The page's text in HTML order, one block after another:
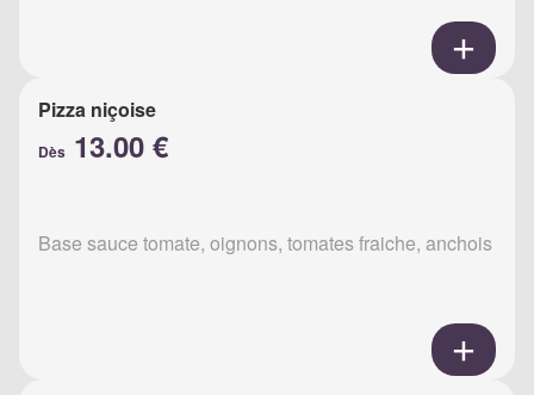
Pizza niçoise
Dès 13.00 €
Base sauce tomate, oignons, tomates fraiche, anchois